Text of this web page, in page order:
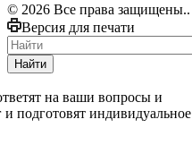
© 2026 Все права защищены..
Версия для печати
Найти
на ваши вопросы и
и подготовят индивидуальное